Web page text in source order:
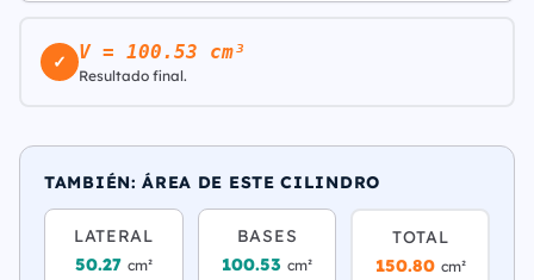
✓ V = 100.53 cm³
Resultado final.
TAMBIÉN: ÁREA DE ESTE CILINDRO
LATERAL
50.27 cm²
BASES
100.53 cm²
TOTAL
150.80 cm²